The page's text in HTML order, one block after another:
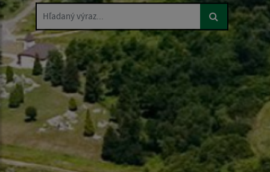
Hľadaný výraz...